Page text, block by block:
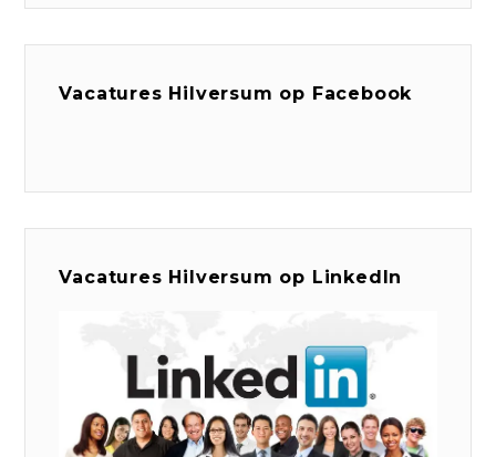
Vacatures Hilversum op Facebook
Vacatures Hilversum op LinkedIn